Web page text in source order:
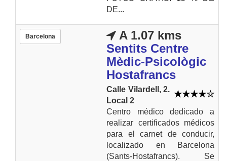
DE...
Barcelona
A 1.07 kms
Sentits Centre
Mèdic-Psicològic
Hostafrancs
Calle Vilardell, 2.
Local 2
Centro médico dedicado a
realizar certificados médicos
para el carnet de conducir,
localizado en Barcelona
(Sants-Hostafrancs). Se